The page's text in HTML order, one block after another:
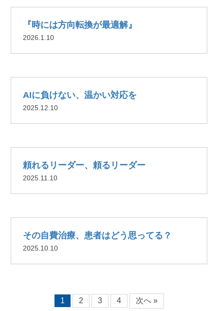
『時には方向転換が最適解』
2026.1.10
AIに負けない、温かい対応を
2025.12.10
頼れるリーダー、頼るリーダー
2025.11.10
その自費治療、患者はどう思ってる？
2025.10.10
1 2 3 4 次へ »